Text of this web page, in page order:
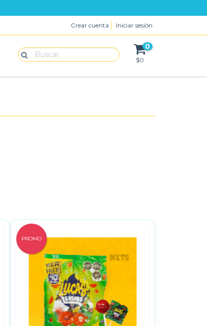
Crear cuenta Iniciar sesión
0
$0
PROMO